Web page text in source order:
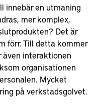
innebär en utmaning
mer komplex,
Det är
förr. Till detta kommer
även interaktionen
organisationen
Mycket
på verkstadsgolvet.